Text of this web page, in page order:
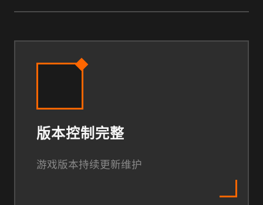
版本控制完整
游戏版本持续更新维护